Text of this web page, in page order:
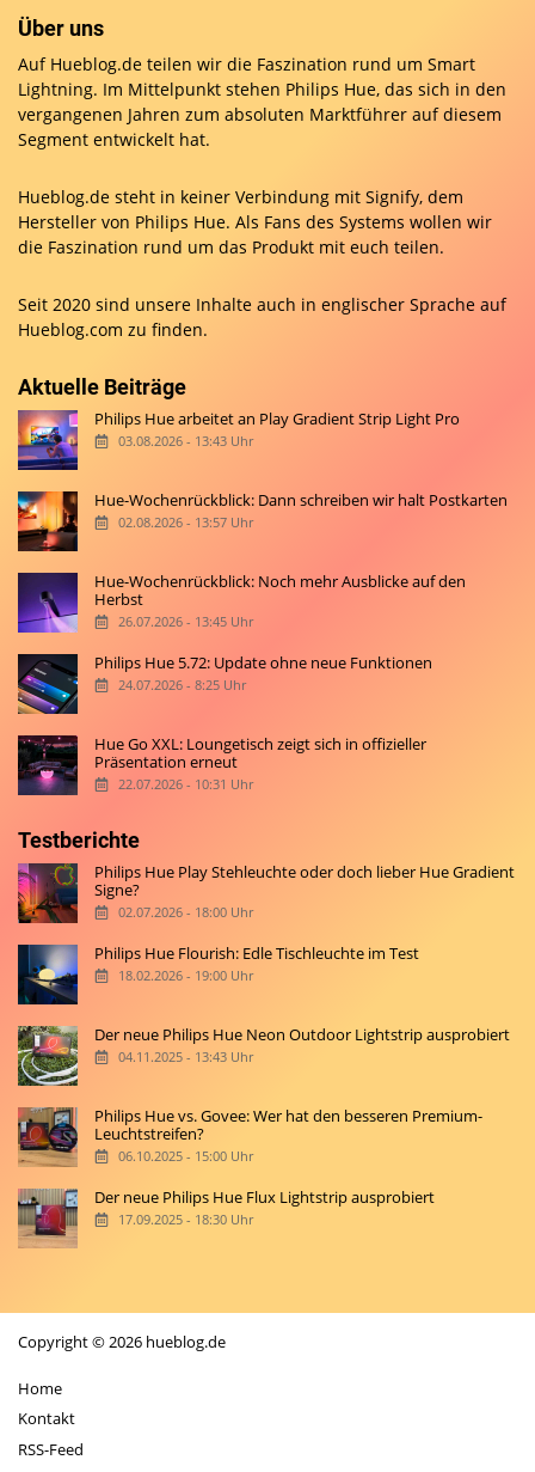
Über uns
Auf Hueblog.de teilen wir die Faszination rund um Smart
Lightning. Im Mittelpunkt stehen Philips Hue, das sich in den
vergangenen Jahren zum absoluten Marktführer auf diesem
Segment entwickelt hat.
Hueblog.de steht in keiner Verbindung mit Signify, dem
Hersteller von Philips Hue. Als Fans des Systems wollen wir
die Faszination rund um das Produkt mit euch teilen.
Seit 2020 sind unsere Inhalte auch in englischer Sprache auf
Hueblog.com zu finden.
Aktuelle Beiträge
Philips Hue arbeitet an Play Gradient Strip Light Pro
03.08.2026 - 13:43 Uhr
Hue-Wochenrückblick: Dann schreiben wir halt Postkarten
02.08.2026 - 13:57 Uhr
Hue-Wochenrückblick: Noch mehr Ausblicke auf den
Herbst
26.07.2026 - 13:45 Uhr
Philips Hue 5.72: Update ohne neue Funktionen
24.07.2026 - 8:25 Uhr
Hue Go XXL: Loungetisch zeigt sich in offizieller
Präsentation erneut
22.07.2026 - 10:31 Uhr
Testberichte
Philips Hue Play Stehleuchte oder doch lieber Hue Gradient
Signe?
02.07.2026 - 18:00 Uhr
Philips Hue Flourish: Edle Tischleuchte im Test
18.02.2026 - 19:00 Uhr
Der neue Philips Hue Neon Outdoor Lightstrip ausprobiert
04.11.2025 - 13:43 Uhr
Philips Hue vs. Govee: Wer hat den besseren Premium-
Leuchtstreifen?
06.10.2025 - 15:00 Uhr
Der neue Philips Hue Flux Lightstrip ausprobiert
17.09.2025 - 18:30 Uhr
Copyright © 2026 hueblog.de
Home
Kontakt
RSS-Feed